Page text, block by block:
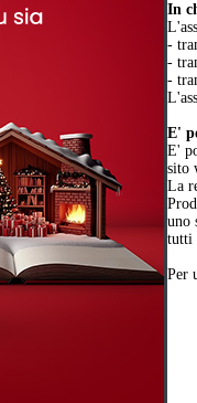
In
-
-
-
E'
E'
sito
La
uno
tutti
Per